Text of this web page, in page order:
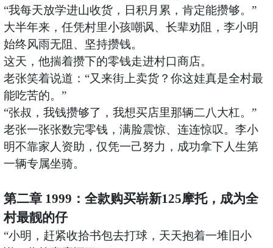
“我每天放学进山收货，日积月累，肯定能攒够。”
大半年来，任凭村里小孩嘲讽、长辈劝阻，李小明
始终风雨无阻、坚持攒钱。
这天，他揣着攒下的零钱走进村口商店。
老张笑着说道： “又来街上卖货？你这娃真是全村最
能吃苦的。”
“张叔，我钱攒够了，我想买店里那辆二八大杠。”
老张一张张数完零钱，满脸震惊、连连惊叹。李小
明不靠家人资助，仅凭一己努力，成功拿下人生第
一辆专属坐骑。
第二章 1999：全款购买崭新125摩托，成为全
村最靓的仔
“小明，赶紧收拾书包去打球，天天抱着一堆旧小